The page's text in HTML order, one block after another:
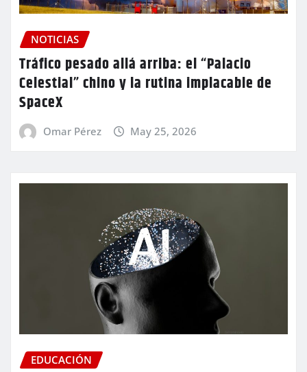
NOTICIAS
Tráfico pesado allá arriba: el “Palacio
Celestial” chino y la rutina implacable de
SpaceX
Omar Pérez May 25, 2026
EDUCACIÓN